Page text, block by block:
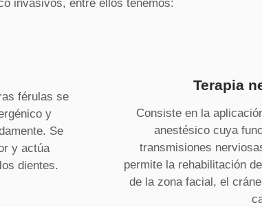
invasivos, entre ellos tenemos:
férulas se
y
Se
y actúa
dientes.
Terapia
Consiste en la
anestésico cuya
transmisiones
permite la rehabilitación
de la zona facial, el